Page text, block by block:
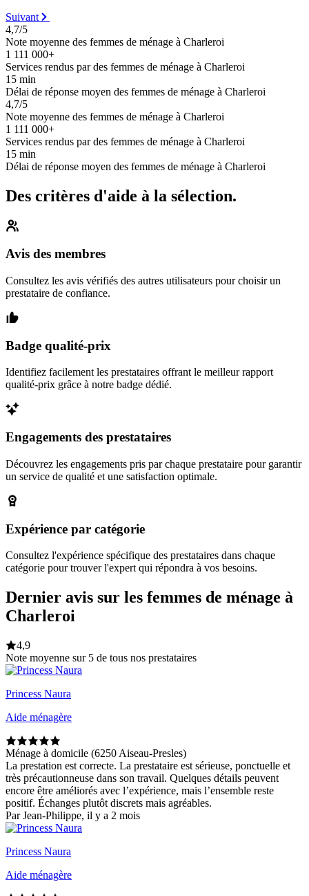
Suivant
4,7/5
Note moyenne des femmes de ménage à Charleroi
1 111 000+
Services rendus par des femmes de ménage à Charleroi
15 min
Délai de réponse moyen des femmes de ménage à Charleroi
4,7/5
Note moyenne des femmes de ménage à Charleroi
1 111 000+
Services rendus par des femmes de ménage à Charleroi
15 min
Délai de réponse moyen des femmes de ménage à Charleroi
Des critères d'aide à la sélection.
Avis des membres
Consultez les avis vérifiés des autres utilisateurs pour choisir un
prestataire de confiance.
Badge qualité-prix
Identifiez facilement les prestataires offrant le meilleur rapport
qualité-prix grâce à notre badge dédié.
Engagements des prestataires
Découvrez les engagements pris par chaque prestataire pour garantir
un service de qualité et une satisfaction optimale.
Expérience par catégorie
Consultez l'expérience spécifique des prestataires dans chaque
catégorie pour trouver l'expert qui répondra à vos besoins.
Dernier avis sur les femmes de ménage à
Charleroi
4,9
Note moyenne sur 5 de tous nos prestataires
Princess Naura
Aide ménagère
Ménage à domicile (6250 Aiseau-Presles)
La prestation est correcte. La prestataire est sérieuse, ponctuelle et
très précautionneuse dans son travail. Quelques détails peuvent
encore être améliorés avec l’expérience, mais l’ensemble reste
positif. Échanges plutôt discrets mais agréables.
Par Jean-Philippe, il y a 2 mois
Princess Naura
Aide ménagère